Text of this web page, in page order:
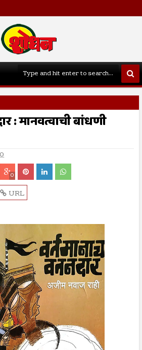
: मानवत्वाची बांधणी
0
URL